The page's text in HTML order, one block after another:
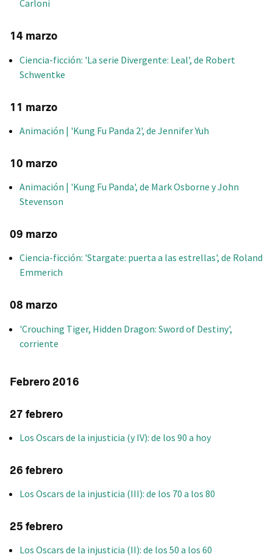
Carloni
14 marzo
Ciencia-ficción: 'La serie Divergente: Leal', de Robert
Schwentke
11 marzo
Animación | 'Kung Fu Panda 2', de Jennifer Yuh
10 marzo
Animación | 'Kung Fu Panda', de Mark Osborne y John
Stevenson
09 marzo
Ciencia-ficción: 'Stargate: puerta a las estrellas', de Roland
Emmerich
08 marzo
'Crouching Tiger, Hidden Dragon: Sword of Destiny',
corriente
Febrero 2016
27 febrero
Los Oscars de la injusticia (y IV): de los 90 a hoy
26 febrero
Los Oscars de la injusticia (III): de los 70 a los 80
25 febrero
Los Oscars de la injusticia (II): de los 50 a los 60